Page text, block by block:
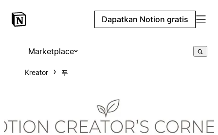
Dapatkan Notion gratis
Marketplace
Kreator 푸